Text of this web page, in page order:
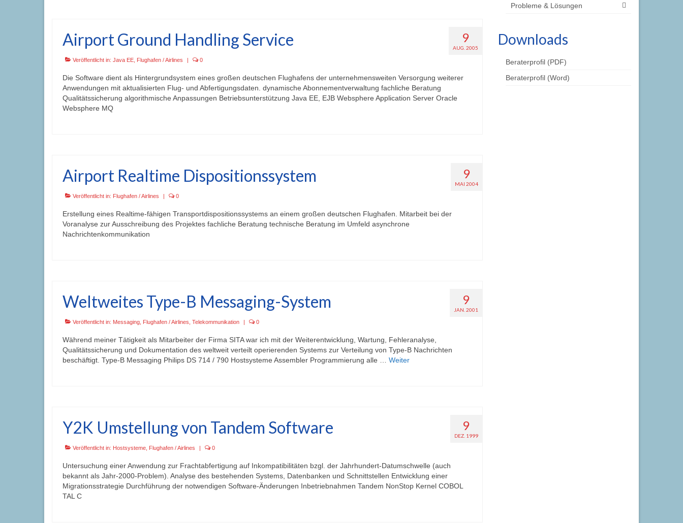
9
AUG. 2005
Airport Ground Handling Service
Veröffentlicht in: Java EE Flughafen / Airlines | 0
Die Software dient als Hintergrundsystem eines großen deutschen Flughafens der unternehmensweiten Versorgung weiterer
Anwendungen mit aktualisierten Flug- und Abfertigungsdaten. dynamische Abonnementverwaltung fachliche Beratung
Qualitätssicherung algorithmische Anpassungen Betriebsunterstützung Java EE, EJB Websphere Application Server Oracle
Websphere MQ
9
MAI 2004
Airport Realtime Dispositionssystem
Veröffentlicht in: Flughafen / Airlines | 0
Erstellung eines Realtime-fähigen Transportdispositionssystems an einem großen deutschen Flughafen. Mitarbeit bei der
Voranalyse zur Ausschreibung des Projektes fachliche Beratung technische Beratung im Umfeld asynchrone
Nachrichtenkommunikation
9
JAN. 2001
Weltweites Type-B Messaging-System
Veröffentlicht in: Messaging Flughafen / Airlines Telekommunikation | 0
Während meiner Tätigkeit als Mitarbeiter der Firma SITA war ich mit der Weiterentwicklung, Wartung, Fehleranalyse,
Qualitätssicherung und Dokumentation des weltweit verteilt operierenden Systems zur Verteilung von Type-B Nachrichten
beschäftigt. Type-B Messaging Philips DS 714 / 790 Hostsysteme Assembler Programmierung alle … Weiter
9
DEZ. 1999
Y2K Umstellung von Tandem Software
Veröffentlicht in: Hostsysteme Flughafen / Airlines | 0
Untersuchung einer Anwendung zur Frachtabfertigung auf Inkompatibilitäten bzgl. der Jahrhundert-Datumschwelle (auch
bekannt als Jahr-2000-Problem). Analyse des bestehenden Systems, Datenbanken und Schnittstellen Entwicklung einer
Migrationsstrategie Durchführung der notwendigen Software-Änderungen Inbetriebnahmen Tandem NonStop Kernel COBOL
TAL C
Probleme & Lösungen
Downloads
Beraterprofil (PDF)
Beraterprofil (Word)